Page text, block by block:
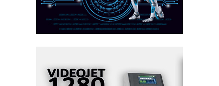
MOTOMAN – NEXT-Robotika vođena
veštačkom inteligencijom
I.SAFE MOBILE revolucioniše
Fleksibilno stezanje i brzo
podešavanje u proizvodnji prototipova